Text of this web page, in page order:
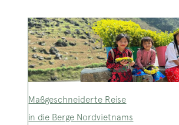
Maßgeschneiderte Reise
in die Berge Nordvietnams